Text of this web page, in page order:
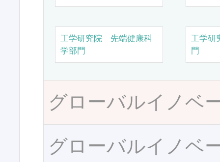
工学研究院 先端健康科
学部門
工学研
門
グローバルイノベ
グローバルイノベ